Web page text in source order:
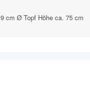
cm Ø Topf Höhe ca. 75 cm